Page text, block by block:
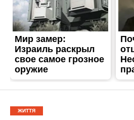
перекинув на
кастрюлю з
борщем
Опубліковано12.06.2023